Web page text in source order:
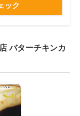
ック
バターチキンカ